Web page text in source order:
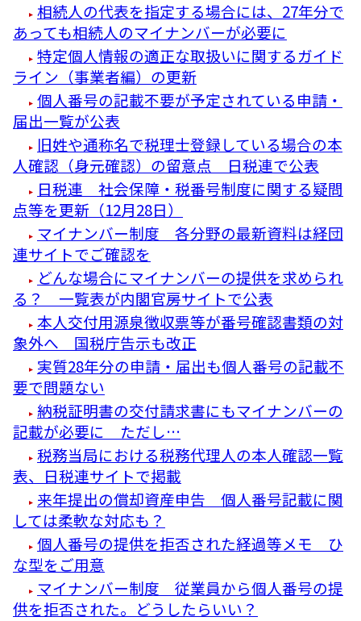
相続人の代表を指定する場合には、27年分で
あっても相続人のマイナンバーが必要に
特定個人情報の適正な取扱いに関するガイド
ライン（事業者編）の更新
個人番号の記載不要が予定されている申請・
届出一覧が公表
旧姓や通称名で税理士登録している場合の本
人確認（身元確認）の留意点 日税連で公表
日税連 社会保障・税番号制度に関する疑問
点等を更新（12月28日）
マイナンバー制度 各分野の最新資料は経団
連サイトでご確認を
どんな場合にマイナンバーの提供を求められ
る？ 一覧表が内閣官房サイトで公表
本人交付用源泉徴収票等が番号確認書類の対
象外へ 国税庁告示も改正
実質28年分の申請・届出も個人番号の記載不
要で問題ない
納税証明書の交付請求書にもマイナンバーの
記載が必要に ただし…
税務当局における税務代理人の本人確認一覧
表、日税連サイトで掲載
来年提出の償却資産申告 個人番号記載に関
しては柔軟な対応も？
個人番号の提供を拒否された経過等メモ ひ
な型をご用意
マイナンバー制度 従業員から個人番号の提
供を拒否された。どうしたらいい？